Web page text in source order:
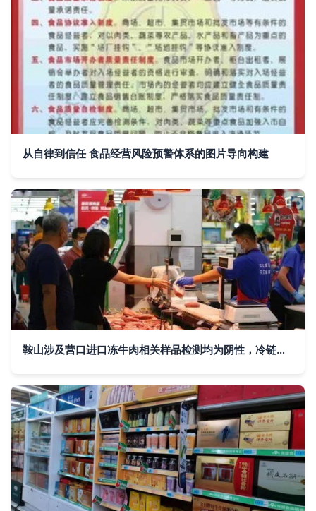
从自律到信任 食品经营风险预警体系的图片导向构建
鞍山涉及营口进口冻牛肉相关样品检测均为阴性，冷链食品防护知识要记牢